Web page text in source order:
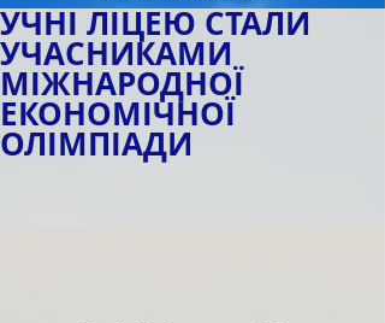
УЧНІ ЛІЦЕЮ СТАЛИ
УЧАСНИКАМИ
МІЖНАРОДНОЇ
ЕКОНОМІЧНОЇ
ОЛІМПІАДИ